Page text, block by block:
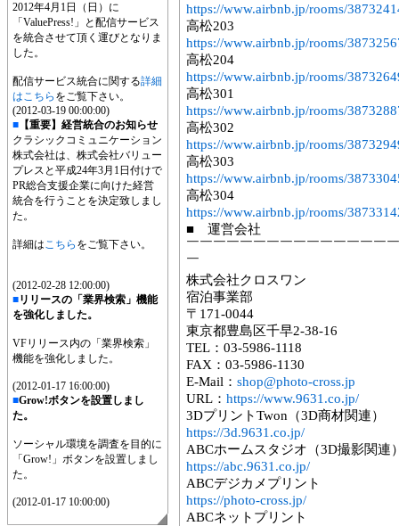
2012年4月1日（日）に
「ValuePress!」と配信サービス
を統合させて頂く運びとなりま
した。
配信サービス統合に関する詳細
はこちら をご覧下さい。
(2012-03-19 00:00:00)
■ 【重要】経営統合のお知らせ
クラシックコミュニケーション
株式会社は、株式会社バリュー
プレスと平成24年3月1日付けで
PR総合支援企業に向けた経営
統合を行うことを決定致しまし
た。
詳細はこちら をご覧下さい。
(2012-02-28 12:00:00)
■リリースの「業界検索」機能
を強化しました。
VFリリース内の「業界検索」
機能を強化しました。
(2012-01-17 16:00:00)
■Grow!ボタンを設置しまし
た。
ソーシャル環境を調査を目的に
「Grow!」ボタンを設置しまし
た。
(2012-01-17 10:00:00)
https://www.airbnb.jp/rooms/
高松203
https://www.airbnb.jp/rooms/
高松204
https://www.airbnb.jp/rooms/
高松301
https://www.airbnb.jp/rooms/
高松302
https://www.airbnb.jp/rooms/
高松303
https://www.airbnb.jp/rooms/
高松304
https://www.airbnb.jp/rooms/
■ 運営会社
￣￣￣￣￣￣￣￣￣￣￣￣￣￣￣
￣
株式会社クロスワン
宿泊事業部
〒171-0044
東京都豊島区千早2-38-16
TEL：03-5986-1118
FAX：03-5986-1130
E-Mail： shop@photo-cross.jp
URL： https://www.9631.co.jp/
3DプリントTwon（3D商材関連）
https://3d.9631.co.jp/
ABCホームスタジオ（3D撮影関連
https://abc.9631.co.jp/
ABCデジカメプリント
https://photo-cross.jp/
ABCネットプリント